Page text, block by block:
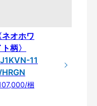
ネオホワ
柄〉
11
梱